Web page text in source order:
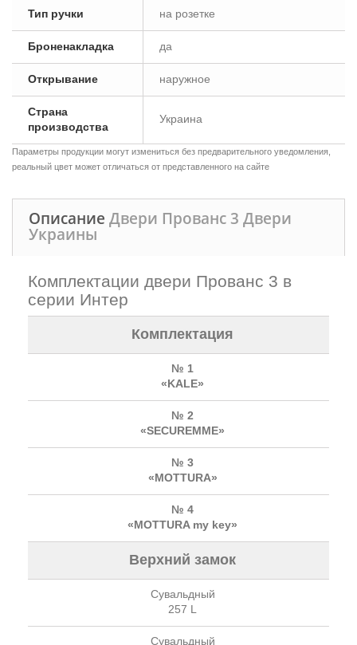
Тип ручки на розетке
Броненакладка да
Открывание наружное
Страна
производства
Украина
Параметры продукции могут измениться без предварительного уведомления,
реальный цвет может отличаться от представленного на сайте
Описание Двери Прованс 3 Двери
Украины
Комплектации двери Прованс 3 в
серии Интер
Комплектация
№ 1
«KALE»
№ 2
«SECUREMME»
№ 3
«MOTTURA»
№ 4
«MOTTURA my key»
Верхний замок
Сувальдный
257 L
Сувальдный